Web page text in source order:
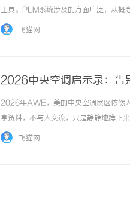
工具。PLM系统涉及的方面广泛，从概
市场环境中帮助企业保持竞争优势。那
飞猫网
2026中央空调启示录：
2026年AWE，美的中央空调展区依然
拿资料，不与人交流，只是静静地蹲下
眼尖的行业人士认出，这是某日系品牌
飞猫网